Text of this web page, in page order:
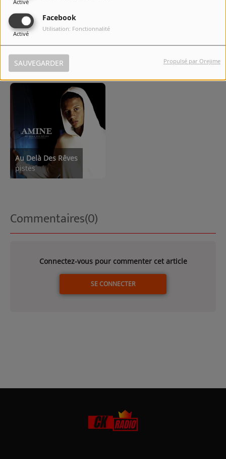
Activé
Facebook
Activé
Utilisation: Fonctionnalité
SAUVEGARDER Propulsé par Orejime
Señorita
pistes
J'voulais
Au Delà Des Rêves
pistes
Commentaires(0)
Connectez-vous pour commenter cet article
SE CONNECTER